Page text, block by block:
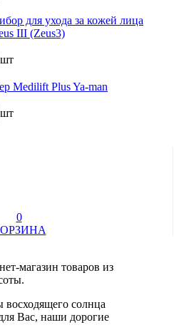
для ухода за кожей лица
III (Zeus3)
шт
Medilift Plus Ya-man
шт
0
магазин товаров из
восходящего солнца
Вас, наши дорогие